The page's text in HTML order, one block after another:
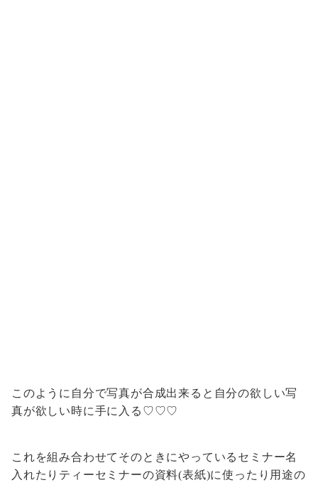
このように自分で写真が合成出来ると自分の欲しい写
真が欲しい時に手に入る♡♡♡
これを組み合わせてそのときにやっているセミナー名
入れたりティーセミナーの資料(表紙)に使ったり用途の